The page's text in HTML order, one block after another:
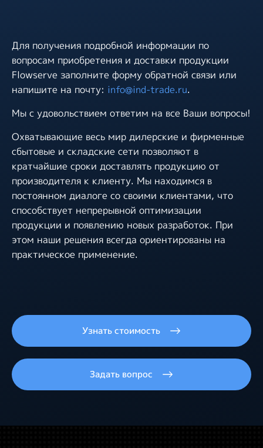
Для получения подробной информации по
вопросам приобретения и доставки продукции
Flowserve заполните форму обратной связи или
напишите на почту: info@ind-trade.ru.
Мы с удовольствием ответим на все Ваши вопросы!
Охватывающие весь мир дилерские и фирменные
сбытовые и складские сети позволяют в
кратчайшие сроки доставлять продукцию от
производителя к клиенту. Мы находимся в
постоянном диалоге со своими клиентами, что
способствует непрерывной оптимизации
продукции и появлению новых разработок. При
этом наши решения всегда ориентированы на
практическое применение.
Узнать стоимость
Задать вопрос